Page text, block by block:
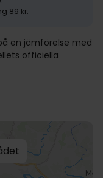
89 kr.
en jämförelse med
officiella